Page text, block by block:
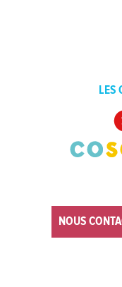
LES
NOUS